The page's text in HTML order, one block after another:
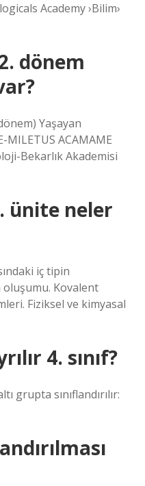
Academy ›Bilim›
dönem
Yaşayan
MILETUS ACAMAME
Bekarlık Akademisi
ünite neler
iç tipin
Kovalent
Fiziksel ve kimyasal
4. sınıf?
grupta sınıflandırılır: